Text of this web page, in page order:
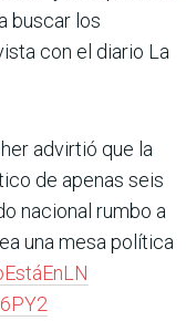
buscar los
con el diario La
advirtió que la
de apenas seis
nacional rumbo a
una mesa política